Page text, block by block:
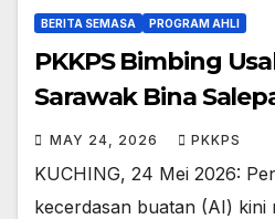
BERITA SEMASA PROGRAM AHLI
PKKPS Bimbing
Sarawak Bina
MAY 24, 2026 PKKPS
KUCHING, 24 Mei 2026:
kecerdasan buatan (AI) kini